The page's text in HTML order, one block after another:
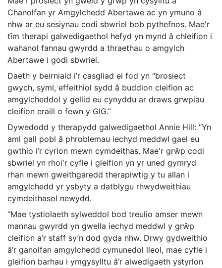
Chanolfan yr Amgylchedd Abertawe ac yn ymuno â
nhw ar eu sesiynau codi sbwriel bob pythefnos. Mae'r
tîm therapi galwedigaethol hefyd yn mynd â chleifion i
wahanol fannau gwyrdd a thraethau o amgylch
Abertawe i godi sbwriel.
Daeth y beirniaid i’r casgliad ei fod yn “brosiect
gwych, syml, effeithiol sydd â buddion cleifion ac
amgylcheddol y gellid eu cynyddu ar draws grwpiau
cleifion eraill o fewn y GIG.”
Dywedodd y therapydd galwedigaethol Annie Hill: “Yn
aml gall pobl â phroblemau iechyd meddwl gael eu
gwthio i’r cyrion mewn cymdeithas. Mae'r grŵp codi
sbwriel yn rhoi'r cyfle i gleifion yn yr uned gymryd
rhan mewn gweithgaredd therapiwtig y tu allan i
amgylchedd yr ysbyty a datblygu rhwydweithiau
cymdeithasol newydd.
“Mae tystiolaeth sylweddol bod treulio amser mewn
mannau gwyrdd yn gwella iechyd meddwl y grŵp
cleifion a’r staff sy’n dod gyda nhw. Drwy gydweithio
â’r ganolfan amgylchedd cymunedol lleol, mae cyfle i
gleifion barhau i ymgysylltu â’r alwedigaeth ystyrlon